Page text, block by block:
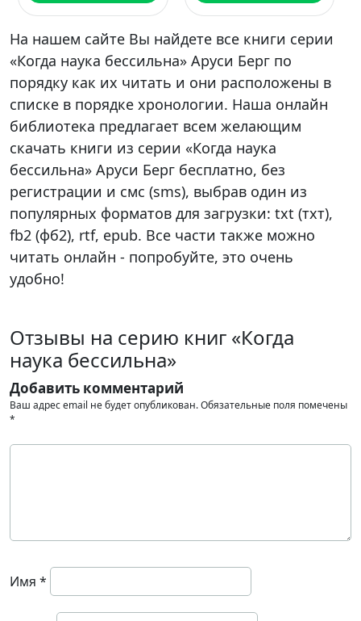
На нашем сайте Вы найдете все книги серии
«Когда наука бессильна» Аруси Берг по
порядку как их читать и они расположены в
списке в порядке хронологии. Наша онлайн
библиотека предлагает всем желающим
скачать книги из серии «Когда наука
бессильна» Аруси Берг бесплатно, без
регистрации и смс (sms), выбрав один из
популярных форматов для загрузки: txt (тхт),
fb2 (фб2), rtf, epub. Все части также можно
читать онлайн - попробуйте, это очень
удобно!
Отзывы на серию книг «Когда
наука бессильна»
Добавить комментарий
Ваш адрес email не будет опубликован.Обязательные поля помечены
*
Имя *